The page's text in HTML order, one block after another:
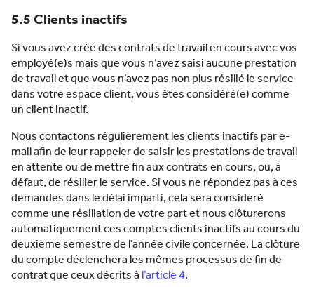
5.5 Clients inactifs
Si vous avez créé des contrats de travail en cours avec vos
employé(e)s mais que vous n’avez saisi aucune prestation
de travail et que vous n’avez pas non plus résilié le service
dans votre espace client, vous êtes considéré(e) comme
un client inactif.
Nous contactons régulièrement les clients inactifs par e-
mail afin de leur rappeler de saisir les prestations de travail
en attente ou de mettre fin aux contrats en cours, ou, à
défaut, de résilier le service. Si vous ne répondez pas à ces
demandes dans le délai imparti, cela sera considéré
comme une résiliation de votre part et nous clôturerons
automatiquement ces comptes clients inactifs au cours du
deuxième semestre de l’année civile concernée. La clôture
du compte déclenchera les mêmes processus de fin de
contrat que ceux décrits àl’article 4.